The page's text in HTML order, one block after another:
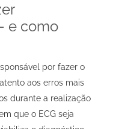
e como
por fazer o
aos erros mais
durante a realização
que o ECG seja